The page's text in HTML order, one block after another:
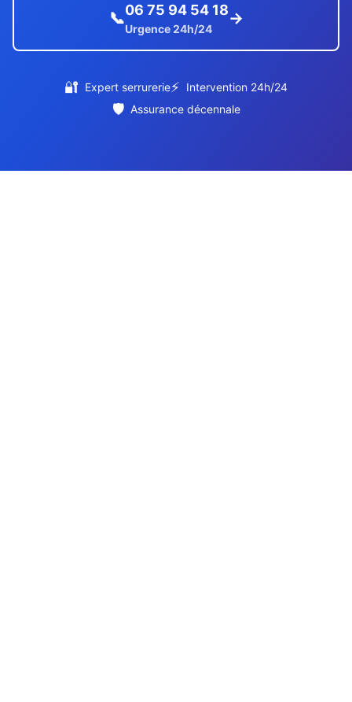
📞06 75 94 54 18
Urgence 24h/24
→
🔐 Expert serrurerie⚡ Intervention 24h/24
🛡️ Assurance décennale